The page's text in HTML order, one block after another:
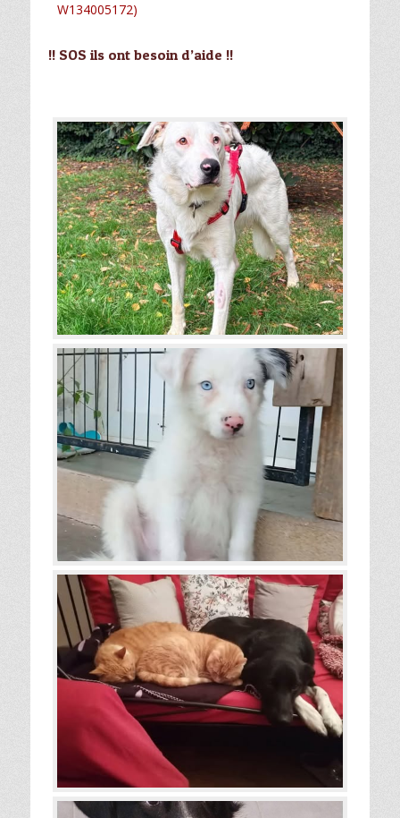
W134005172)
!! SOS ils ont besoin d’aide !!